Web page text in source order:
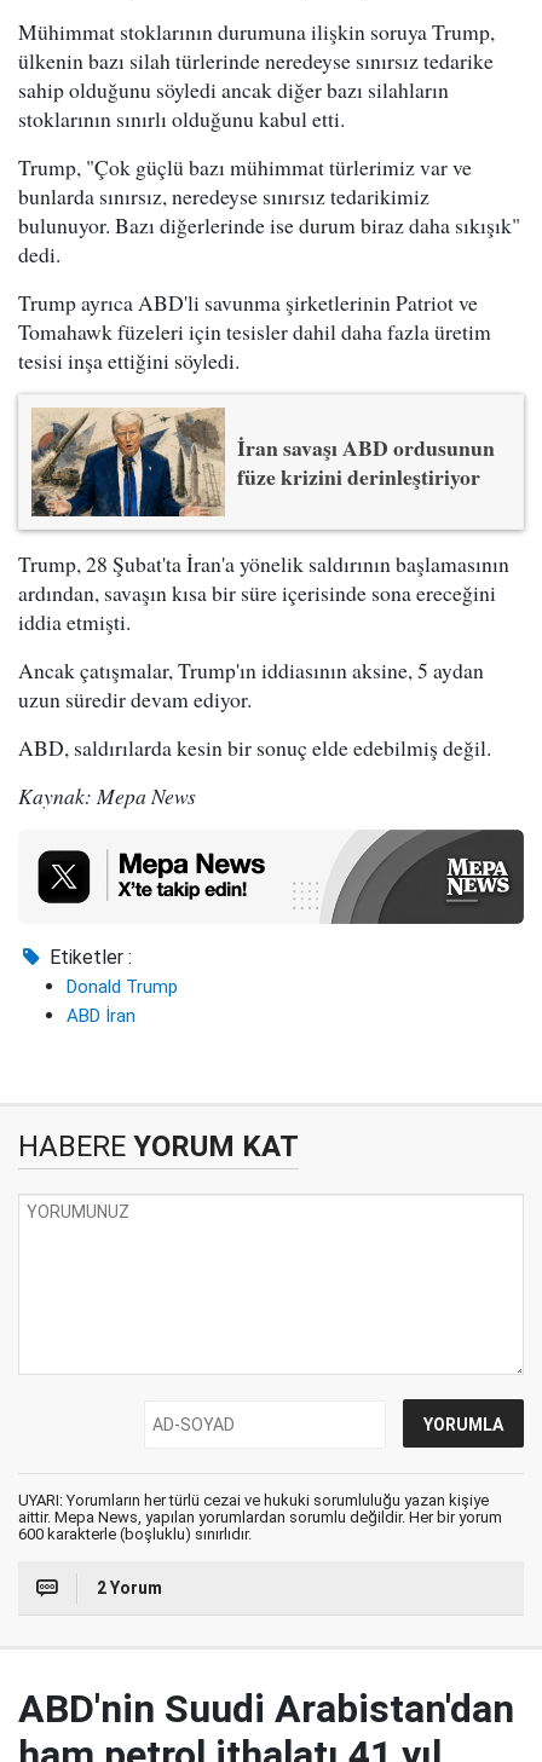
Mühimmat stoklarının durumuna ilişkin soruya Trump,
ülkenin bazı silah türlerinde neredeyse sınırsız tedarike
sahip olduğunu söyledi ancak diğer bazı silahların
stoklarının sınırlı olduğunu kabul etti.
Trump, "Çok güçlü bazı mühimmat türlerimiz var ve
bunlarda sınırsız, neredeyse sınırsız tedarikimiz
bulunuyor. Bazı diğerlerinde ise durum biraz daha sıkışık"
dedi.
Trump ayrıca ABD'li savunma şirketlerinin Patriot ve
Tomahawk füzeleri için tesisler dahil daha fazla üretim
tesisi inşa ettiğini söyledi.
İran savaşı ABD ordusunun
füze krizini derinleştiriyor
Trump, 28 Şubat'ta İran'a yönelik saldırının başlamasının
ardından, savaşın kısa bir süre içerisinde sona ereceğini
iddia etmişti.
Ancak çatışmalar, Trump'ın iddiasının aksine, 5 aydan
uzun süredir devam ediyor.
ABD, saldırılarda kesin bir sonuç elde edebilmiş değil.
Kaynak: Mepa News
Etiketler :
Donald Trump
ABD İran
HABERE YORUM KAT
UYARI: Yorumların her türlü cezai ve hukuki sorumluluğu yazan kişiye
aittir. Mepa News, yapılan yorumlardan sorumlu değildir. Her bir yorum
600 karakterle (boşluklu) sınırlıdır.
2 Yorum
ABD'nin Suudi Arabistan'dan